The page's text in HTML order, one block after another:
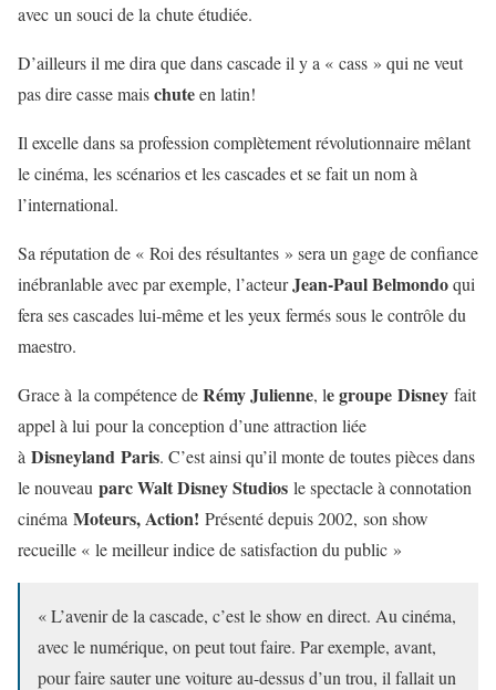
avec un souci de la chute étudiée.
D’ailleurs il me dira que dans cascade il y a « cass » qui ne veut
pas dire casse maischuteen latin!
Il excelle dans sa profession complètement révolutionnaire mêlant
le cinéma, les scénarios et les cascades et se fait un nom à
l’international.
Sa réputation de « Roi des résultantes » sera un gage de confiance
inébranlable avec par exemple, l’acteurJean-Paul Belmondoqui
fera ses cascades lui-même et les yeux fermés sous le contrôle du
maestro.
Grace à la compétence deRémy Julienne, le groupe Disney fait
appel à lui pour la conception d’une attraction liée
à Disneyland Paris. C’est ainsi qu’il monte de toutes pièces dans
le nouveau parc Walt Disney Studios le spectacle à connotation
cinéma Moteurs, Action! Présenté depuis 2002, son show
recueille « le meilleur indice de satisfaction du public »
« L’avenir de la cascade, c’est le show en direct. Au cinéma,
avec le numérique, on peut tout faire. Par exemple, avant,
pour faire sauter une voiture au-dessus d’un trou, il fallait un